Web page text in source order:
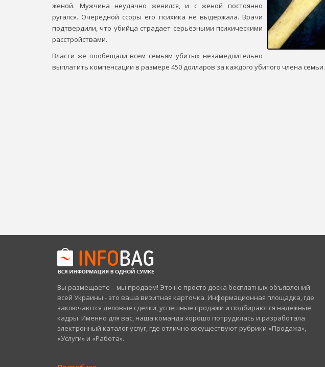
женой. Мужчина неудачно женился, и с женой постоянно
ругался. Очередной ссоры его психика не выдержала. Врачи
подтвердили, что убийца страдает серьёзными психическими
расстройствами.
Власти же пообещали всем семьям убитых незамедлительно
выплатить компенсации в размере 450 долларов за каждого убитого члена семьи.
Вы размещаете – мы продаем! Это не просто доска бесплатных объявлений
всей Украины - это ваша визитная карточка. Информационная площадка, где
заключаются деловые сделки, успешные продажи и подбираются надежные
кадры. Именно для вас, наша команда хорошо потрудилась и разработала
электронный каталог услуг, где отлично сосуществуют рубрики «Продажа»,
«Услуги» и «Работа».